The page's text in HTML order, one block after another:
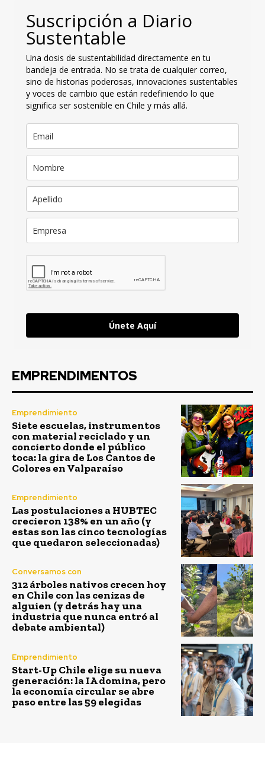
Suscripción a Diario
Sustentable
Una dosis de sustentabilidad directamente en tu
bandeja de entrada. No se trata de cualquier correo,
sino de historias poderosas, innovaciones sustentables
y voces de cambio que están redefiniendo lo que
significa ser sostenible en Chile y más allá.
Únete Aquí
EMPRENDIMENTOS
Emprendimiento
Siete escuelas, instrumentos
con material reciclado y un
concierto donde el público
toca: la gira de Los Cantos de
Colores en Valparaíso
Emprendimiento
Las postulaciones a HUBTEC
crecieron 138% en un año (y
estas son las cinco tecnologías
que quedaron seleccionadas)
Conversamos con
312 árboles nativos crecen hoy
en Chile con las cenizas de
alguien (y detrás hay una
industria que nunca entró al
debate ambiental)
Emprendimiento
Start-Up Chile elige su nueva
generación: la IA domina, pero
la economía circular se abre
paso entre las 59 elegidas